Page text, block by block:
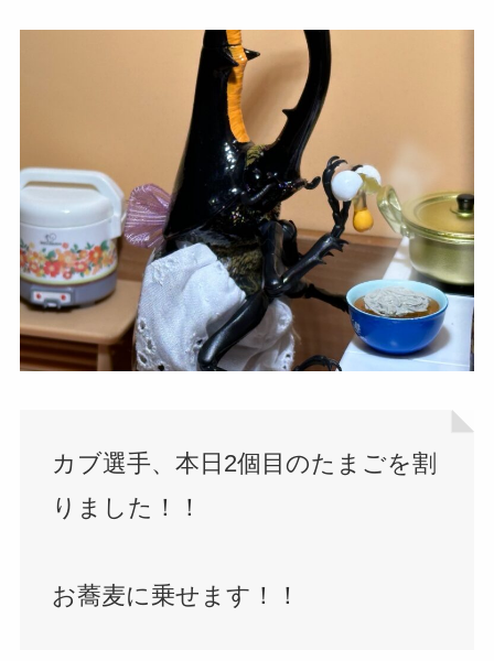
カブ選手、本日2個目のたまごを割
りました！！
お蕎麦に乗せます！！